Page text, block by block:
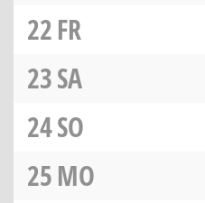
22FR
23SA
24SO
25MO